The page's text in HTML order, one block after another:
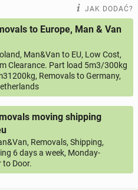
JAK DODAĆ?
to Europe, Man & Van
Man&Van to EU, Low Cost,
Clearance. Part load 5m3/300kg
Removals to Germany,
moving shipping
Removals, Shipping,
6 days a week, Monday-
to Door.